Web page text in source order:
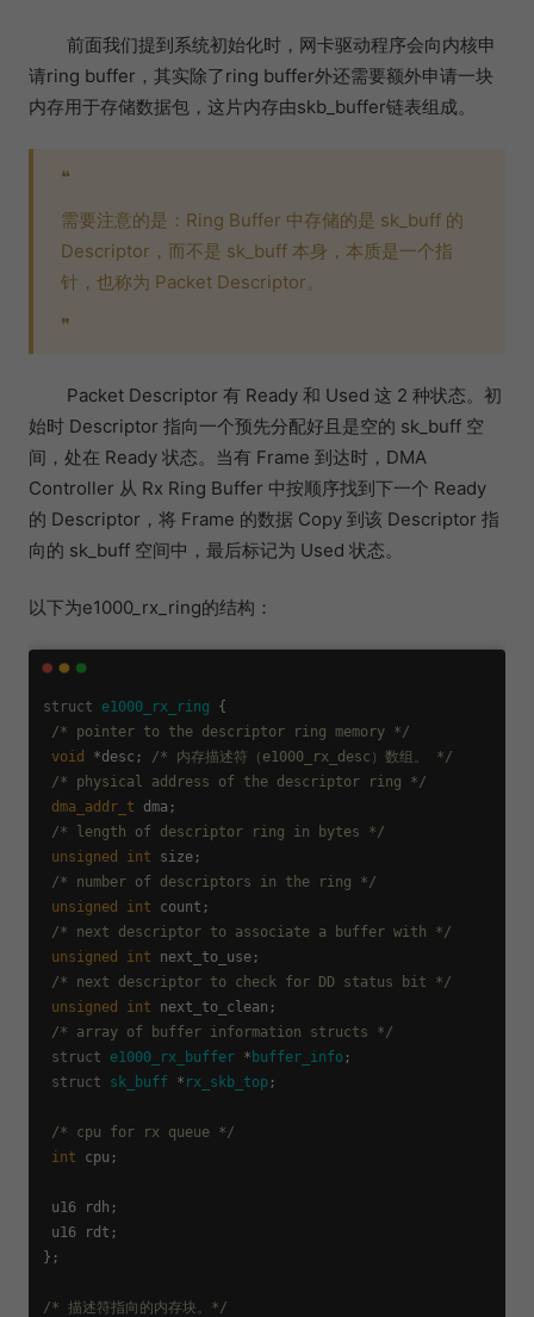
前面我们提到系统初始化时，网卡驱动程序会向内核申
请ring buffer，其实除了ring buffer外还需要额外申请一块
内存用于存储数据包，这片内存由skb_buffer链表组成。
❝
需要注意的是：Ring Buffer 中存储的是 sk_buff 的
Descriptor，而不是 sk_buff 本身，本质是一个指
针，也称为 Packet Descriptor。
❞
Packet Descriptor 有 Ready 和 Used 这 2 种状态。初
始时 Descriptor 指向一个预先分配好且是空的 sk_buff 空
间，处在 Ready 状态。当有 Frame 到达时，DMA
Controller 从 Rx Ring Buffer 中按顺序找到下一个 Ready
的 Descriptor，将 Frame 的数据 Copy 到该 Descriptor 指
向的 sk_buff 空间中，最后标记为 Used 状态。
以下为e1000_rx_ring的结构：
struct e1000_rx_ring {
/* pointer to the descriptor ring memory */
void
*desc;
/* 内存描述符（e1000_rx_desc）数组。 */
/* physical address of the descriptor ring */
dma_addr_t dma;
/* length of descriptor ring in bytes */
unsigned
int size;
/* number of descriptors in the ring */
unsigned
int count;
/* next descriptor to associate a buffer with */
unsigned
int next_to_use;
/* next descriptor to check for DD status bit */
unsigned
int next_to_clean;
/* array of buffer information structs */
struct
e1000_rx_buffer * buffer_info ;
struct
sk_buff * rx_skb_top ;
/* cpu for rx queue */
int cpu;
u16 rdh;
u16 rdt;
};
/* 描述符指向的内存块。*/